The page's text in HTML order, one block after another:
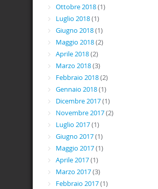
Ottobre 2018(1)
Luglio 2018(1)
Giugno 2018(1)
Maggio 2018(2)
Aprile 2018(2)
Marzo 2018(3)
Febbraio 2018(2)
Gennaio 2018(1)
Dicembre 2017(1)
Novembre 2017(2)
Luglio 2017(1)
Giugno 2017(1)
Maggio 2017(1)
Aprile 2017(1)
Marzo 2017(3)
Febbraio 2017(1)